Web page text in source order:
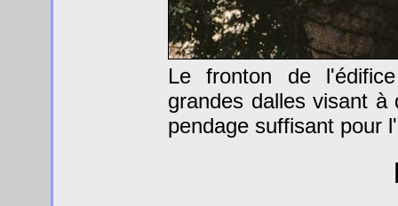
Le fronton de
grandes dalles visant
pendage suffisant pour